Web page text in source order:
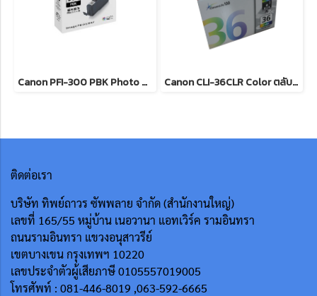
Canon PFI-300 PBK Photo Black ตลับหมึกอิงค์เจ็ท (สีดำโฟโต้) ของแท้ รับประกันศูนย์ Canon CLI-36CLR Color ตลับหมึกอิงค์เจ็ท ( 3 สี ) ของแท้ รับประกันศูนย์
ติดต่อเรา
บริษัท ทิพย์ถาวร ซัพพลาย จำกัด (สำนักงานใหญ่)
เลขที่ 165/55 หมู่บ้าน เนอวานา แอทเวิร์ค รามอินทรา
ถนนรามอินทรา แขวงอนุสาวรีย์
เขตบางเขน กรุงเทพฯ 10220
เลขประจำตัวผู้เสียภาษี 0105557019005
โทรศัพท์ : 081-446-8019 ,063-592-6665